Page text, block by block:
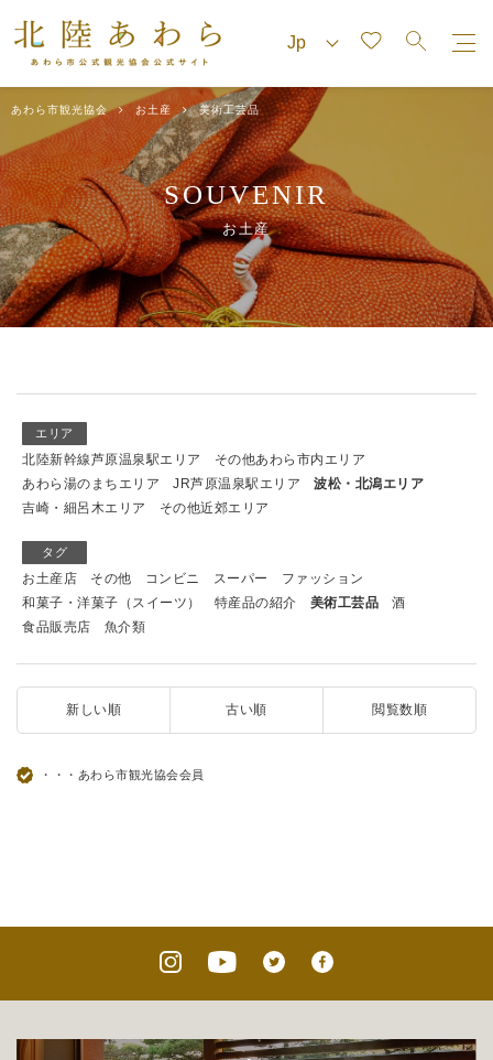
あわら市観光協会 お土産 美術工芸品
SOUVENIR
お土産
エリア
北陸新幹線芦原温泉駅エリア
その他あわら市内エリア
あわら湯のまちエリア
JR芦原温泉駅エリア
波松・北潟エリア
吉崎・細呂木エリア
その他近郊エリア
タグ
お土産店 その他 コンビニ スーパー
ファッション
和菓子・洋菓子（スイーツ）
特産品の紹介 美術工芸品
酒
食品販売店
魚介類
新しい順 古い順 閲覧数順
・・・あわら市観光協会会員